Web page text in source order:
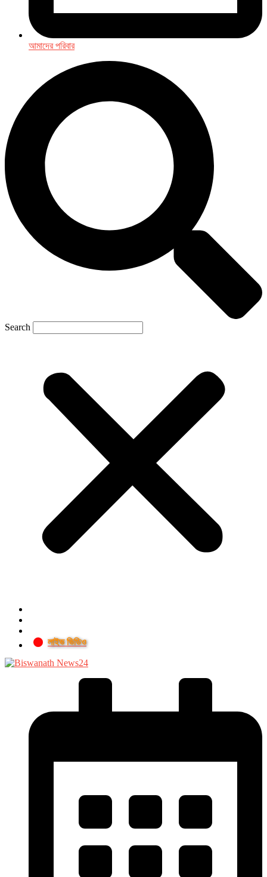
আমাদের পরিবার
Search
লাইভ ভিডিও